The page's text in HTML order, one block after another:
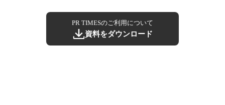
PR TIMESのご利用について
資料をダウンロード